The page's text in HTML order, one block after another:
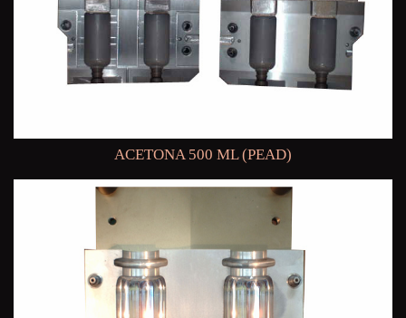
ACETONA 500 ML (PEAD)